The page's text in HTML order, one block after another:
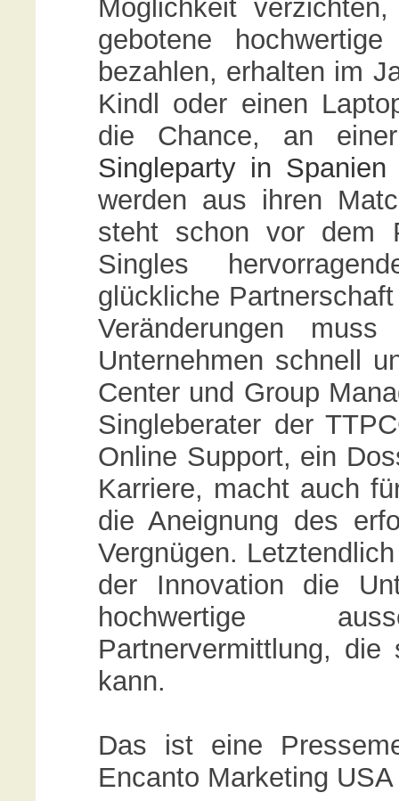
Möglichkeit
gebotene
bezahlen, erhalten im
Kindl oder einen
die Chance, an
Singleparty in Spanien
werden aus ihren
steht schon vor dem
Singles
glückliche
Veränderungen
Unternehmen schnell
Center und Group
Singleberater der
Online Support, ein
Karriere, macht auch
die Aneignung des
Vergnügen.
der Innovation die
hochwertige
Partnervermittlung,
kann.
Das ist eine
Encanto Marketing USA